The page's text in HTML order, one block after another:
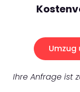
Ihre Anfrage ist